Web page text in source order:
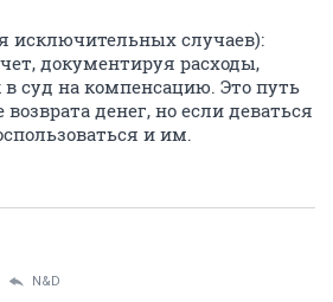
исключительных случаев):
документируя расходы,
в суд на компенсацию. Это путь
денег, но если деваться
и им.
N&D